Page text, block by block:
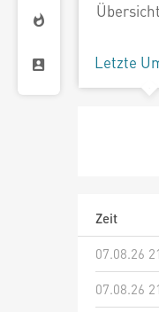
Übersicht
Letzte
Zeit
07.08.26
07.08.26